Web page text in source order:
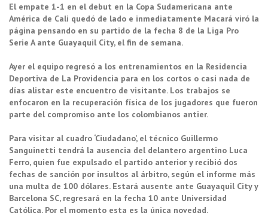
El empate 1-1 en el debut en la Copa Sudamericana ante
América de Cali quedó de lado e inmediatamente Macará viró la
página pensando en su partido de la fecha 8 de la Liga Pro
Serie A ante Guayaquil City, el fin de semana.
Ayer el equipo regresó a los entrenamientos en la Residencia
Deportiva de La Providencia para en los cortos o casi nada de
días alistar este encuentro de visitante. Los trabajos se
enfocaron en la recuperación física de los jugadores que fueron
parte del compromiso ante los colombianos antier.
Para visitar al cuadro ‘Ciudadano’, el técnico Guillermo
Sanguinetti tendrá la ausencia del delantero argentino Luca
Ferro, quien fue expulsado el partido anterior y recibió dos
fechas de sanción por insultos al árbitro, según el informe más
una multa de 100 dólares. Estará ausente ante Guayaquil City y
Barcelona SC, regresará en la fecha 10 ante Universidad
Católica. Por el momento esta es la única novedad.